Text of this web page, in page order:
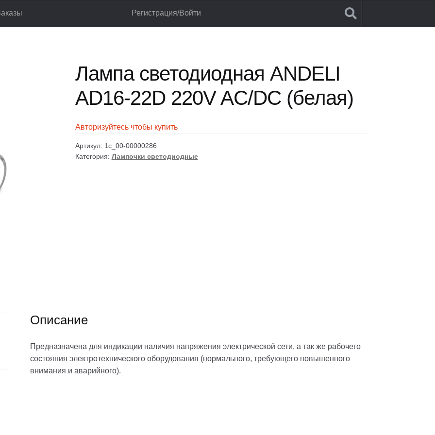
Регистрация/Войти
Лампа светодиодная ANDELI AD16-22D 220V AC/DC (белая)
Лампа светодиодная ANDELI
AD16-22D 220V AC/DC (белая)
Авторизуйтесь чтобы купить
Артикул: 1c_00-00000286
Категория: Лампочки светодиодные
Описание
Предназначена для индикации наличия напряжения электрической сети, а так же рабочего
состояния электротехнического оборудования (нормального, требующего повышенного
внимания и аварийного).